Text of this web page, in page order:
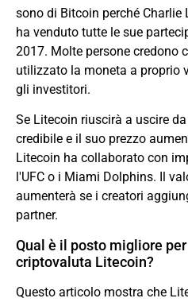
sono di Bitcoin perché Charlie
ha venduto tutte le sue
2017. Molte persone credono
utilizzato la moneta a proprio
gli investitori.
Se Litecoin riuscirà a uscire
credibile e il suo prezzo
Litecoin ha collaborato con
l'UFC o i Miami Dolphins. Il
aumenterà se i creatori
partner.
Qual è il posto migliore
criptovaluta Litecoin?
Questo articolo mostra che